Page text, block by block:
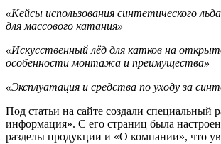
«Кейсы использования синтетического
для массового катания»
«Искусственный лёд для катков на
особенности монтажа и преимущества»
«Эксплуатация и средства по уходу за
Под статьи на сайте создали специальный
информация». С его страниц была
разделы продукции и «О компании», что